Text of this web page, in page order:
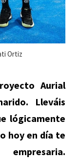
Ortiz
Aurial
Lleváis
lógicamente
hoy en día te